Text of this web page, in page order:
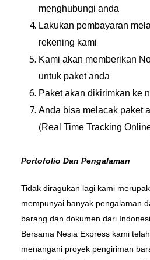
menghubungi anda
Lakukan pembayaran
rekening kami
Kami akan memberikan
untuk paket anda
Paket akan dikirimkan ke
Anda bisa melacak paket
(Real Time Tracking
Portofolio Dan Pengalaman
Tidak diragukan lagi kami
mempunyai banyak pengalaman
barang dan dokumen dari
Bersama Nesia Express kami
menangani proyek pengiriman